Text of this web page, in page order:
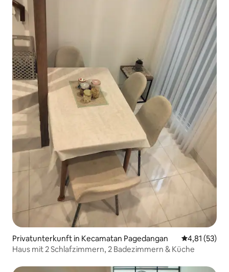
Privatunterkunft in Kecamatan Pagedangan
4,81 (53)
Haus mit 2 Schlafzimmern, 2 Badezimmern & Küche